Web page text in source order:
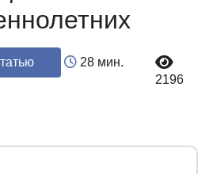
28 мин.
2196